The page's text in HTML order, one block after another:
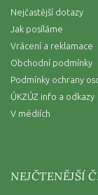
Nejčastější dotazy
Jak posíláme
Vrácení a reklamace
Obchodní podmínky
Podmínky ochrany
ÚKZÚZ info a odkazy
V médiích
NEJČTENĚJŠÍ